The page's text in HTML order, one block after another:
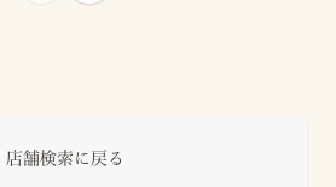
店舗検索に戻る